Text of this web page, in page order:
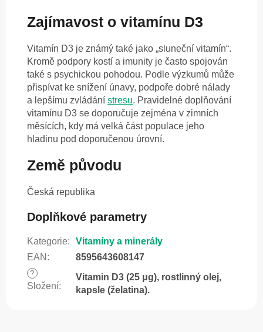
Zajímavost o vitamínu D3
Vitamín D3 je známý také jako „sluneční vitamín“.
Kromě podpory kostí a imunity je často spojován
také s psychickou pohodou. Podle výzkumů může
přispívat ke snížení únavy, podpoře dobré nálady
a lepšímu zvládání stresu. Pravidelné doplňování
vitamínu D3 se doporučuje zejména v zimních
měsících, kdy má velká část populace jeho
hladinu pod doporučenou úrovní.
Země původu
Česká republika
Doplňkové parametry
Kategorie:
Vitamíny a minerály
EAN : 8595643608147
?
Složení:
Vitamin D3 (25 μg), rostlinný olej,
kapsle (želatina).